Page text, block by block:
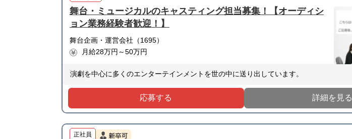
舞台・ミュージカルのキャスティング担当募集！【オーディシ
ョン業務経験者歓迎！】
舞台企画・運営会社（1695）
月給28万円～50万円
演劇を中心に多くのエンターテインメントを世の中に送り出しています。
応募する 詳細を見る
正社員